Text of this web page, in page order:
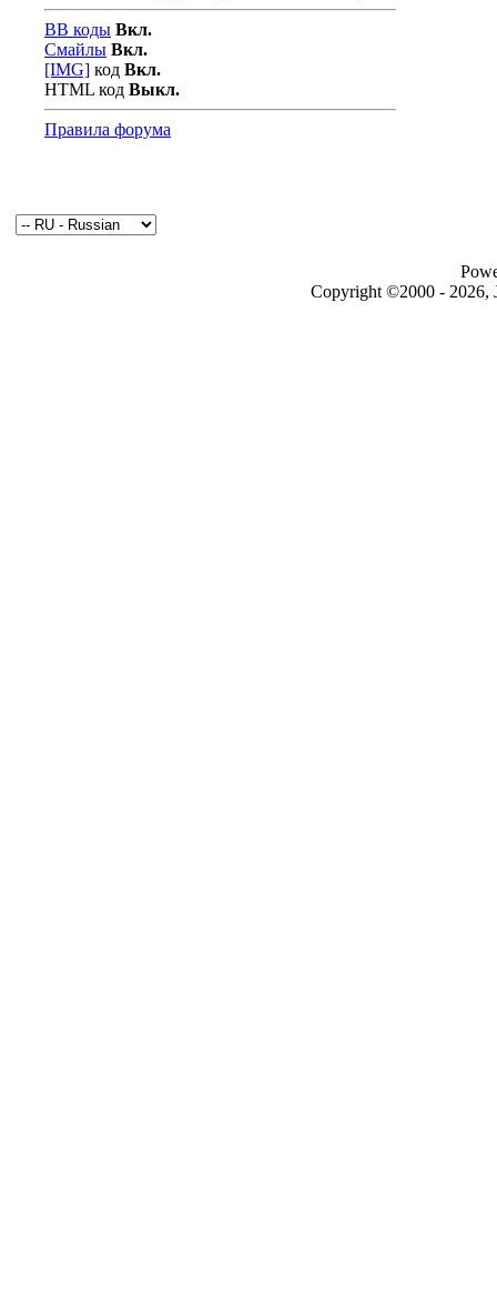
BB коды Вкл.
Смайлы Вкл.
[IMG] код Вкл.
HTML код Выкл.
Правила форума
Copyright ©2000 - 2026,